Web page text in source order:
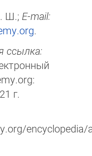
Ш.; E-mail:
.
ссылка:
г.
encyclopedia/